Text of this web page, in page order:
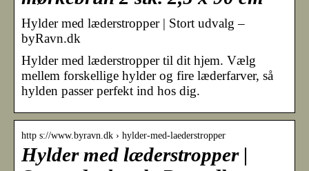
Hylder med læderstropper | Stort udvalg –
byRavn.dk
Hylder med læderstropper til dit hjem. Vælg
mellem forskellige hylder og fire læderfarver, så
hylden passer perfekt ind hos dig.
http s://www.byravn.dk › hylder-med-laederstropper
Hylder med læderstropper |